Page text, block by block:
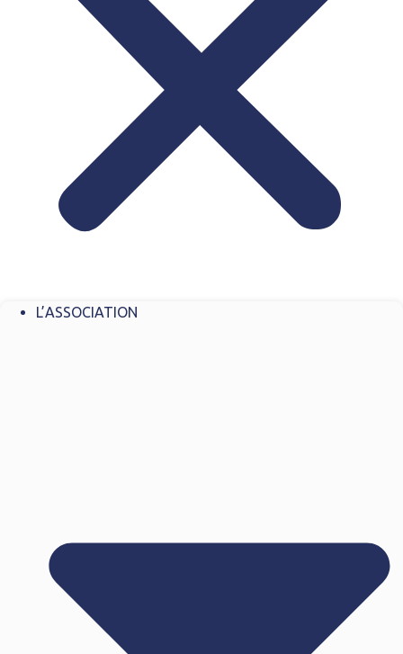
L’ASSOCIATION